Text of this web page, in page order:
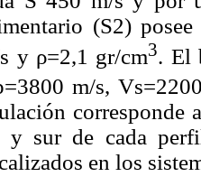
(S2)
y ρ=2,1 gr/cm3. El
m/s,
corresponde
y sur de cada
en los